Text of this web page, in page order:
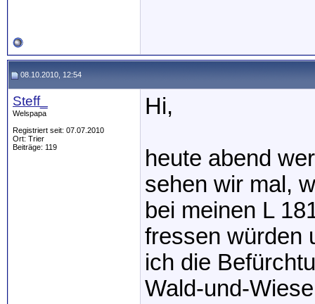
08.10.2010, 12:54
Steff_
Welspapa
Registriert seit: 07.07.2010
Ort: Trier
Beiträge: 119
Hi,
heute abend
sehen wir mal,
bei meinen L
fressen würden
ich die
Wald-und-